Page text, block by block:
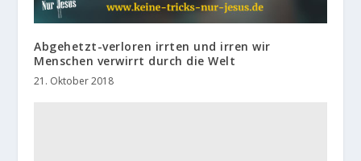
Abgehetzt-verloren irrten und irren wir
Menschen verwirrt durch die Welt
21. Oktober 2018